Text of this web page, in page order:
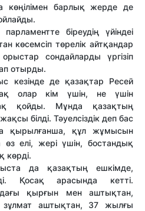
көңілімен барлық жерде де
біреудің үйіндеі
көсемсіп төрелік айтқандар
сондайларды үргізіп
отырды.
кезінде де қазақтар Ресей
олар кім үшін, не үшін
қойды. Мұнда қазақтың
білді. Тәуелсіздік деп бас
қырылғанша, құл жұмысын
өз елі, жері үшін, бостандық
көрді.
да қазақтың ешкімде,
Қосақ арасында кетті.
қырғын мен аштықтан,
аштықтан, 37 жылғы